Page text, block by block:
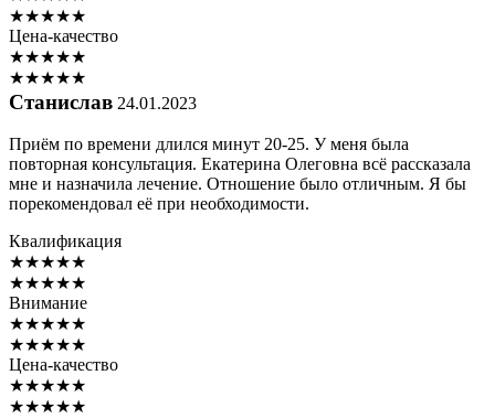
★★★★★
Цена-качество
★★★★★
★★★★★
Станислав 24.01.2023
Приём по времени длился минут 20-25. У меня была
повторная консультация. Екатерина Олеговна всё рассказала
мне и назначила лечение. Отношение было отличным. Я бы
порекомендовал её при необходимости.
Квалификация
★★★★★
★★★★★
Внимание
★★★★★
★★★★★
Цена-качество
★★★★★
★★★★★